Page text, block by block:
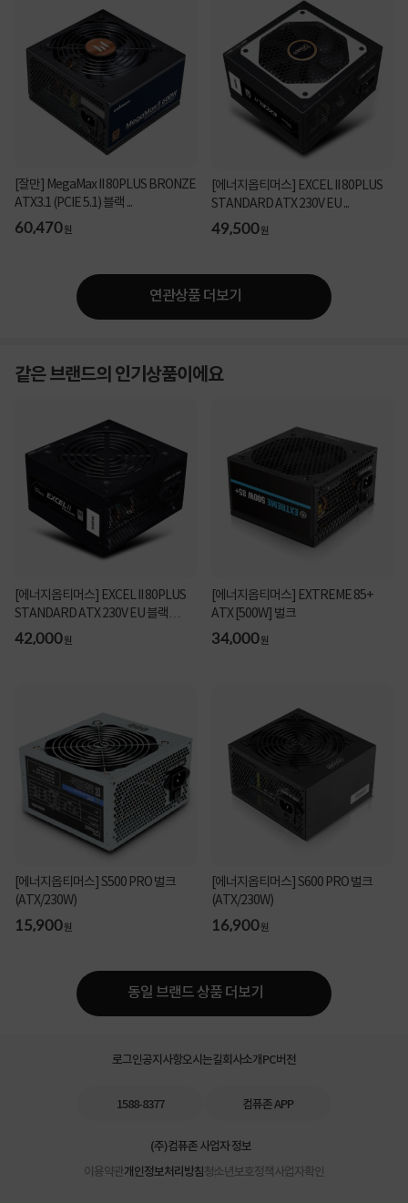
[잘만] MegaMax II 80PLUS BRONZE
ATX3.1 (PCIE 5.1) 블랙 ...
60,470원
[에너지옵티머스] EXCEL II 80PLUS
STANDARD ATX 230V EU ...
49,500원
연관상품 더보기
같은 브랜드의 인기상품이에요
[에너지옵티머스] EXCEL II 80PLUS
STANDARD ATX 230V EU 블랙
[600W] 벌크
42,000원
[에너지옵티머스] EXTREME 85+
ATX [500W] 벌크
34,000원
[에너지옵티머스] S500 PRO 벌크
(ATX/230W)
15,900원
[에너지옵티머스] S600 PRO 벌크
(ATX/230W)
16,900원
동일 브랜드 상품 더보기
로그인공지사항오시는길회사소개PC버전
1588-8377 컴퓨존 APP
(주)컴퓨존 사업자 정보
이용약관개인정보처리방침청소년보호정책사업자확인